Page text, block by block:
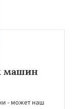
машин
- может наш
данных